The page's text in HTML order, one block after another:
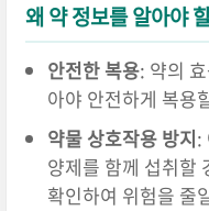
왜 약 정보를 알아야
안전한 복용: 약의
아야 안전하게 복용
약물 상호작용 방지:
양제를 함께 섭취할
확인하여 위험을 줄